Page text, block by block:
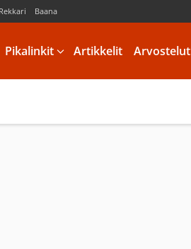
Rekkari Baana
Pikalinkit Artikkelit Arvostelut